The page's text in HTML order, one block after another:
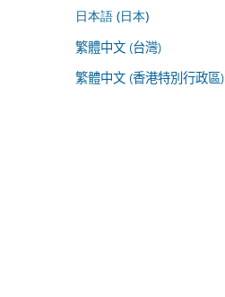
日本語 (日本)
繁體中文 (台灣)
繁體中文 (香港特別行政區)